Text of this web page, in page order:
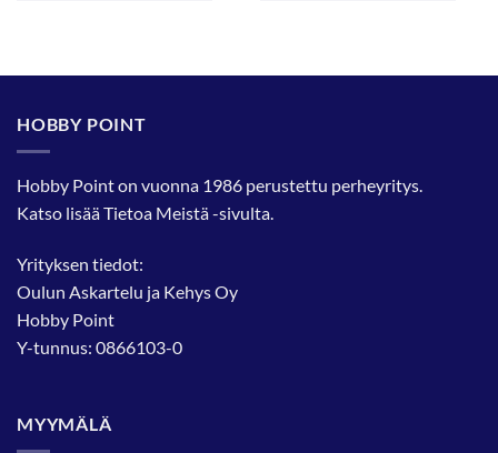
useampi
Voit
tehdä
tuotteen
sivulla.
useampi
tuotteen
sivulla.
HOBBY POINT
Hobby Point on vuonna 1986 perustettu perheyritys.
Katso lisääTietoa Meistä-sivulta.
Yrityksen tiedot:
Oulun Askartelu ja Kehys Oy
Hobby Point
Y-tunnus: 0866103-0
MYYMÄLÄ